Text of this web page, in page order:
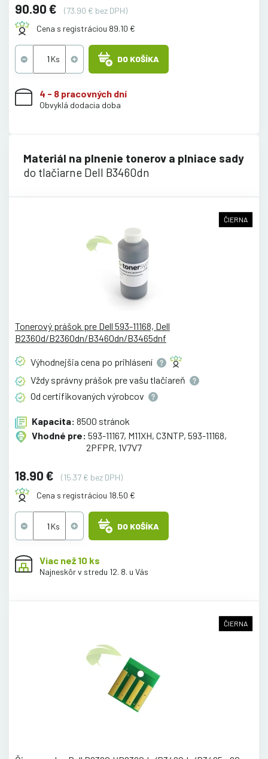
90.90 €
(73.90 € bez DPH)
Cena s registráciou 89.10 €
DO KOŠÍKA
4 - 8 pracovných dní
Obvyklá dodacia doba
Materiál na plnenie tonerov a plniace sady
do tlačiarne Dell B3460dn
ČIERNA
Tonerový prášok pre Dell 593-11168, Dell
B2360d/B2360dn/B3460dn/B3465dnf
Výhodnejšia cena po prihlásení
Vždy správny prášok pre vašu tlačiareň
Od certifikovaných výrobcov
Kapacita: 8500 stránok
Vhodné pre: 593-11167, M11XH, C3NTP, 593-11168,
2PFPR, 1V7V7
18.90 €
(15.37 € bez DPH)
Cena s registráciou 18.50 €
DO KOŠÍKA
Viac než 10 ks
Najneskôr v stredu 12. 8. u Vás
ČIERNA